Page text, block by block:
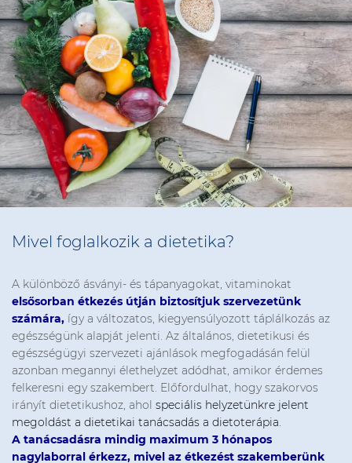
Mivel foglalkozik a dietetika?
A különböző ásványi- és tápanyagokat, vitaminokat
elsősorban étkezés útján biztosítjuk szervezetünk
számára, így a változatos, kiegyensúlyozott táplálkozás az
egészségünk alapját jelenti. Az általános, dietetikusi és
egészségügyi szervezeti ajánlások megfogadásán felül
azonban megannyi élethelyzet adódhat, amikor érdemes
felkeresni egy szakembert. Előfordulhat, hogy szakorvos
irányít dietetikushoz, ahol speciális helyzetünkre jelent
megoldást a dietetikai tanácsadás a dietoterápia.
A tanácsadásra mindig maximum 3 hónapos
nagylaborral érkezz, mivel az étkezést szakemberünk